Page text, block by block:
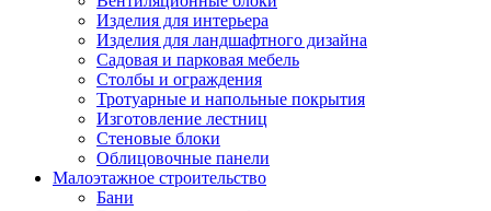
Изделия для интерьера
Изделия для ландшафтного дизайна
Садовая и парковая мебель
Столбы и ограждения
Тротуарные и напольные покрытия
Изготовление лестниц
Стеновые блоки
Облицовочные панели
Малоэтажное строительство
Бани